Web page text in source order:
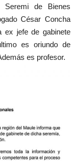
de Bienes
César Concha
ex jefe de gabinete
es oriundo de
es profesor.